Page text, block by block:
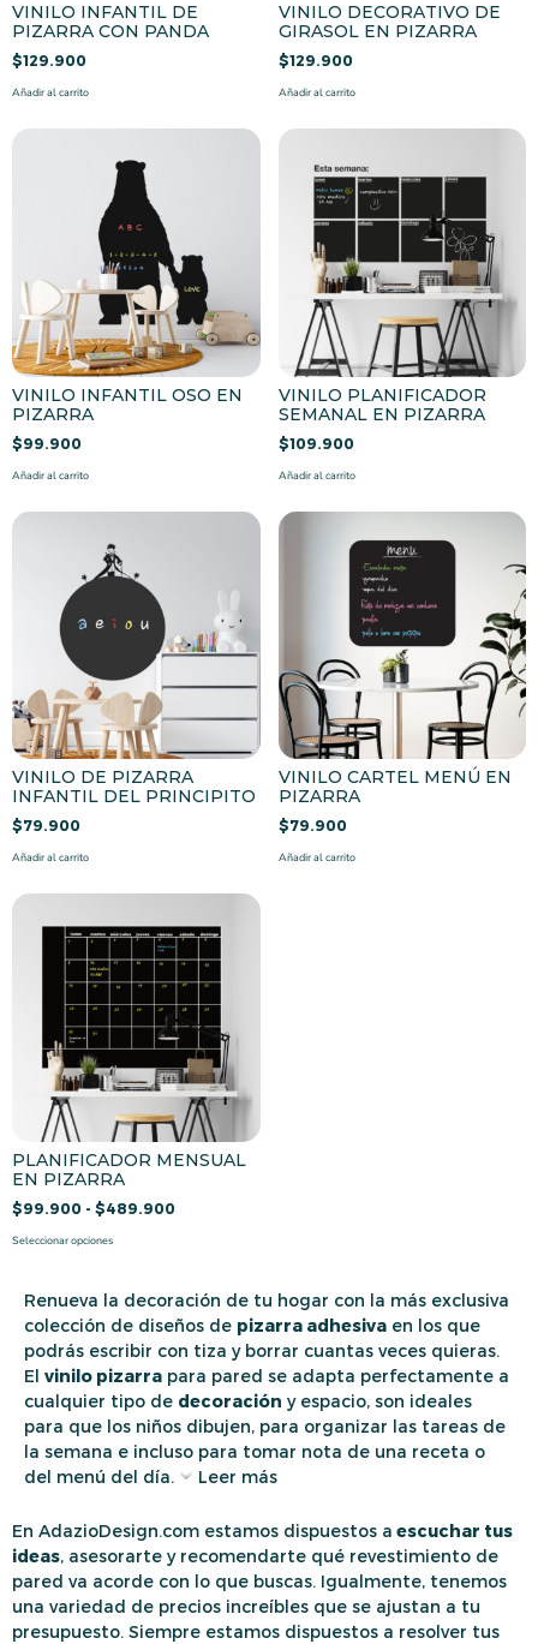
VINILO INFANTIL DE
PIZARRA CON PANDA
$129.900
Añadir al carrito
VINILO DECORATIVO DE
GIRASOL EN PIZARRA
$129.900
Añadir al carrito
VINILO INFANTIL OSO EN
PIZARRA
$99.900
Añadir al carrito
VINILO PLANIFICADOR
SEMANAL EN PIZARRA
$109.900
Añadir al carrito
VINILO DE PIZARRA
INFANTIL DEL PRINCIPITO
$79.900
Añadir al carrito
VINILO CARTEL MENÚ EN
PIZARRA
$79.900
Añadir al carrito
PLANIFICADOR MENSUAL
EN PIZARRA
$99.900 - $489.900
Seleccionar opciones
Renueva la decoración de tu hogar con la más exclusiva
colección de diseños de pizarra adhesiva en los que
podrás escribir con tiza y borrar cuantas veces quieras.
El vinilo pizarra para pared se adapta perfectamente a
cualquier tipo de decoración y espacio, son ideales
para que los niños dibujen, para organizar las tareas de
la semana e incluso para tomar nota de una receta o
del menú del día.
Leer más
En AdazioDesign.com estamos dispuestos a escuchar tus
ideas, asesorarte y recomendarte qué revestimiento de
pared va acorde con lo que buscas. Igualmente, tenemos
una variedad de precios increíbles que se ajustan a tu
presupuesto. Siempre estamos dispuestos a resolver tus